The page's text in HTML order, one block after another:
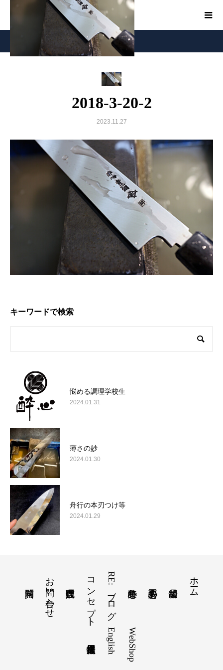
2018-3-20-2
2018-3-20-2
2023.11.27
キーワードで検索
悩める調理学校生
2024.01.31
薄さの妙
2024.01.30
舟行の本刃つけ等
2024.01.29
ホーム
RE:ブログ
コンセプト
お問い合わせ
WebShop
English